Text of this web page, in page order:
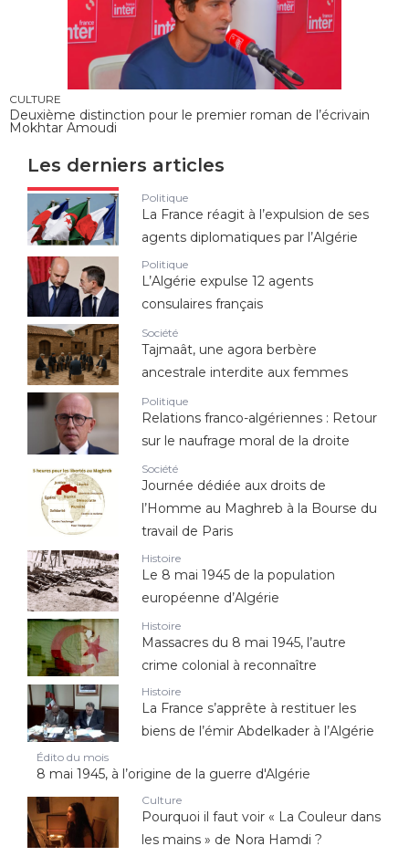
CULTURE
Deuxième distinction pour le premier roman de l’écrivain
Mokhtar Amoudi
Les derniers articles
Politique
La France réagit à l’expulsion de ses
agents diplomatiques par l’Algérie
Politique
L’Algérie expulse 12 agents
consulaires français
Société
Tajmaât, une agora berbère
ancestrale interdite aux femmes
Politique
Relations franco-algériennes : Retour
sur le naufrage moral de la droite
Société
Journée dédiée aux droits de
l’Homme au Maghreb à la Bourse du
travail de Paris
Histoire
Le 8 mai 1945 de la population
européenne d’Algérie
Histoire
Massacres du 8 mai 1945, l’autre
crime colonial à reconnaître
Histoire
La France s’apprête à restituer les
biens de l’émir Abdelkader à l’Algérie
Édito du mois
8 mai 1945, à l’origine de la guerre d'Algérie
Culture
Pourquoi il faut voir « La Couleur dans
les mains » de Nora Hamdi ?